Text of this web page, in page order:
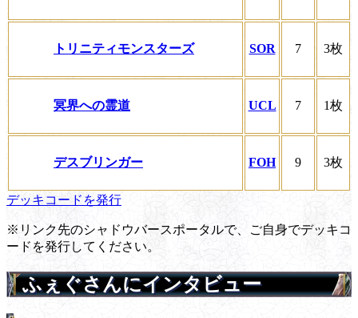
トリニティモンスターズ SOR 7 3枚
冥界への霊道 UCL 7 1枚
デスブリンガー FOH 9 3枚
デッキコードを発行
※リンク先のシャドウバースポータルで、ご自身でデッキコ
ードを発行してください。
ふぇぐさんにインタビュー